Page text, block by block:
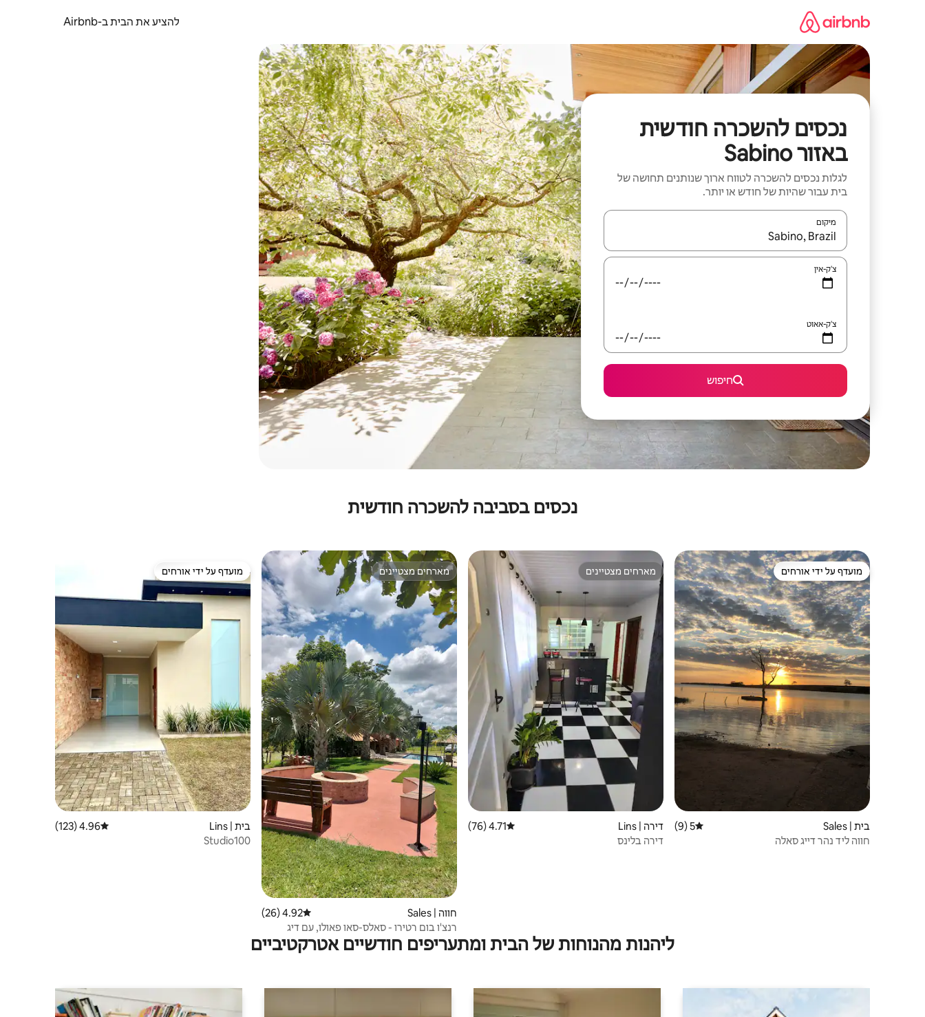
להציע את הבית ב-Airbnb
נכסים להשכרה חודשית
באזור Sabino
לגלות נכסים להשכרה לטווח ארוך שנותנים תחושה של
בית עבור שהיות של חודש או יותר.
מיקום
כאשר התוצאות יהיו זמינות, יש לנווט עם מקשי החיצים למעלה ולמטה או לעיין בעזרת תנועות מגע או החלקה.
צ'ק-אין
צ'ק-אאוט
חיפוש
נכסים בסביבה להשכרה חודשית
מועדף על ידי אורחים
מועדף על ידי אורחים
בית | Sales דירוג ממוצע של 5 מתוך 5, 9 ביקורות
5 (9)
חווה ליד נהר דייג סאלה
מארחים מצטיינים
מארחים מצטיינים
דירה | Lins דירוג ממוצע של 4.71 מתוך 5, 76 ביקורות
4.71 (76)
דירה בלינס
מארחים מצטיינים
מארחים מצטיינים
חווה | Sales דירוג ממוצע של 4.92 מתוך 5, 26 ביקורות
4.92 (26)
רנצ'ו בום רטירו - סאלס-סאו פאולו, עם דיג
ספורטיבי
מועדף על ידי אורחים
מועדף על ידי אורחים
בית | Lins דירוג ממוצע של 4.96 מתוך 5, 123 ביקורות
4.96 (123)
Studio100
ליהנות מהנוחות של הבית ומתעריפים חודשיים אטרקטיביים